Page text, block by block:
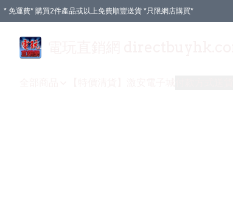
* 免運費* 購買2件產品或以上免費順豐送貨 *只限網店購買*